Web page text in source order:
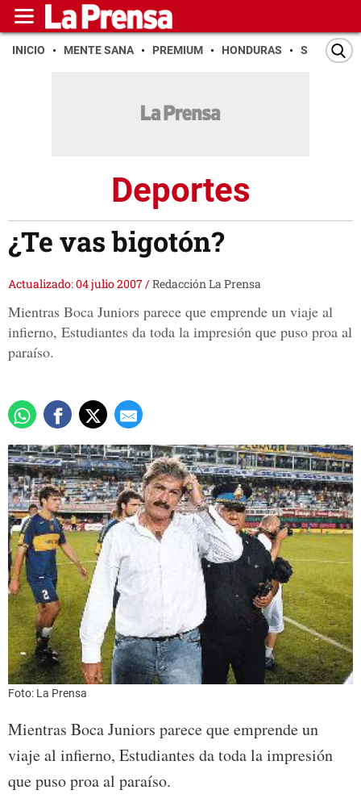
INICIO MENTE SANA PREMIUM HONDURAS SAN PEDRO
Deportes
¿Te vas bigotón?
Actualizado: 04 julio 2007/Redacción La Prensa
Mientras Boca Juniors parece que emprende un viaje al
infierno, Estudiantes da toda la impresión que puso proa al
paraíso.
Foto: La Prensa
Mientras Boca Juniors parece que emprende un
viaje al infierno, Estudiantes da toda la impresión
que puso proa al paraíso.